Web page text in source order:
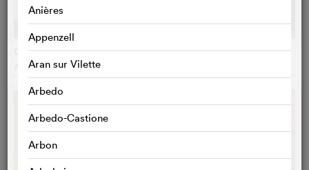
Anières
Appenzell
Aran sur Vilette
Arbedo
Arbedo-Castione
Arbon
Ceux qui travaillent
Antoine Russbach, Schweiz